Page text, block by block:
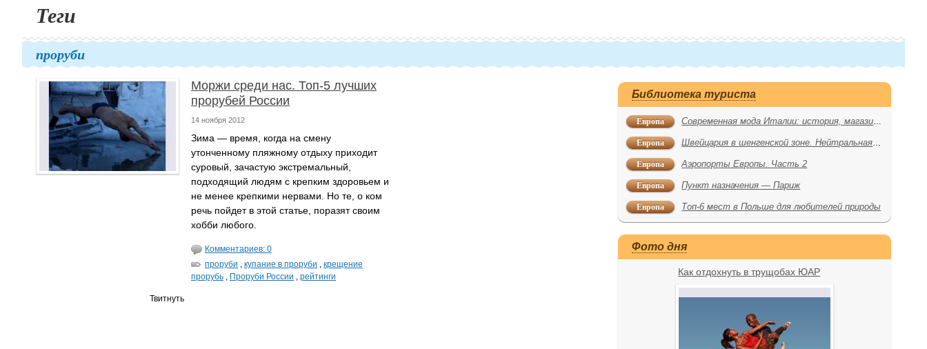
Теги
проруби
Моржи среди нас. Топ-5 лучших
прорубей России
14 ноября 2012
Зима — время, когда на смену
утонченному пляжному отдыху приходит
суровый, зачастую экстремальный,
подходящий людям с крепким здоровьем и
не менее крепкими нервами. Но те, о ком
речь пойдет в этой статье, поразят своим
хобби любого.
Комментариев: 0
проруби , купание в проруби , крещение
прорубь , Проруби России , рейтинги
Твитнуть
Библиотека туриста
Европа Современная мода Италии: история, магазины, бренды
Европа Швейцария в шенгенской зоне. Нейтральная и открытая?
Европа Аэропорты Европы. Часть 2
Европа Пункт назначения — Париж
Европа Топ-6 мест в Польше для любителей природы
Фото дня
Как отдохнуть в трущобах ЮАР